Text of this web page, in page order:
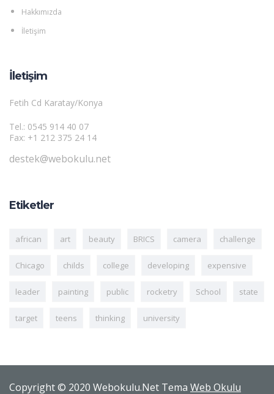
Hakkımızda
İletişim
İletişim
Fetih Cd Karatay/Konya
Tel.: 0545 914 40 07
Fax: +1 212 375 24 14
destek@webokulu.net
Etiketler
african art beauty BRICS camera challenge
Chicago childs college developing expensive
leader painting public rocketry School state
target teens thinking university
Copyright © 2020 Webokulu.Net Tema Web Okulu